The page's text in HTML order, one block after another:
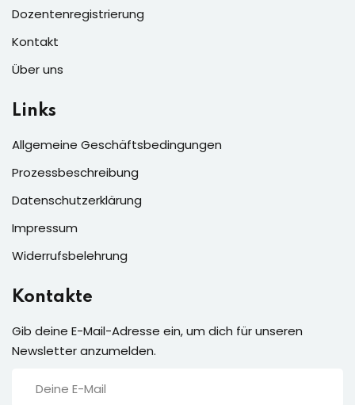
Dozentenregistrierung
Kontakt
Über uns
Links
Allgemeine Geschäftsbedingungen
Prozessbeschreibung
Datenschutzerklärung
Impressum
Widerrufsbelehrung
Kontakte
Gib deine E-Mail-Adresse ein, um dich für unseren
Newsletter anzumelden.